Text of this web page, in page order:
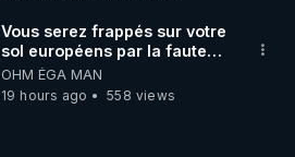
Vous serez frappés sur votre
sol européens par la faute
des dirigeants qui s'en
mettent dans le nez
OHM ÉGA MAN
19 hours ago
558 views